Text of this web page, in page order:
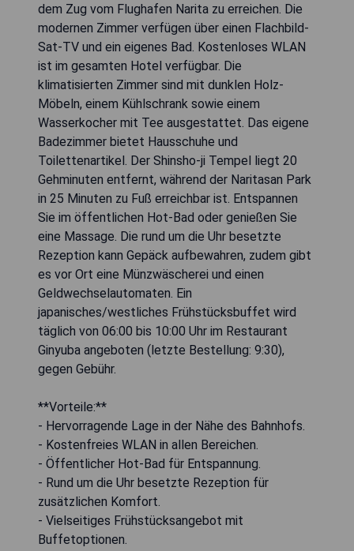
dem Zug vom Flughafen Narita zu erreichen. Die
modernen Zimmer verfügen über einen Flachbild-
Sat-TV und ein eigenes Bad. Kostenloses WLAN
ist im gesamten Hotel verfügbar. Die
klimatisierten Zimmer sind mit dunklen Holz-
Möbeln, einem Kühlschrank sowie einem
Wasserkocher mit Tee ausgestattet. Das eigene
Badezimmer bietet Hausschuhe und
Toilettenartikel. Der Shinsho-ji Tempel liegt 20
Gehminuten entfernt, während der Naritasan Park
in 25 Minuten zu Fuß erreichbar ist. Entspannen
Sie im öffentlichen Hot-Bad oder genießen Sie
eine Massage. Die rund um die Uhr besetzte
Rezeption kann Gepäck aufbewahren, zudem gibt
es vor Ort eine Münzwäscherei und einen
Geldwechselautomaten. Ein
japanisches/westliches Frühstücksbuffet wird
täglich von 06:00 bis 10:00 Uhr im Restaurant
Ginyuba angeboten (letzte Bestellung: 9:30),
gegen Gebühr.
**Vorteile:**
- Hervorragende Lage in der Nähe des Bahnhofs.
- Kostenfreies WLAN in allen Bereichen.
- Öffentlicher Hot-Bad für Entspannung.
- Rund um die Uhr besetzte Rezeption für
zusätzlichen Komfort.
- Vielseitiges Frühstücksangebot mit
Buffetoptionen.